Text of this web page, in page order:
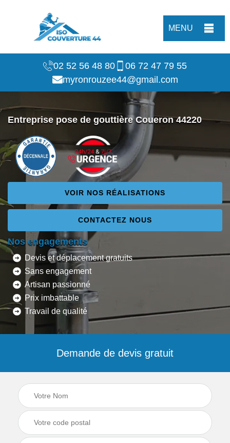
MENU
02 52 56 48 80
06 72 47 79 55
myronrouzee44@gmail.com
Entreprise pose de gouttière Coueron 44220
VOIR NOS RÉALISATIONS
CONTACTEZ NOUS
Nos engagements
Devis et déplacement gratuits
Sans engagement
Artisan passionné
Prix imbattable
Travail de qualité
Demande de devis gratuit